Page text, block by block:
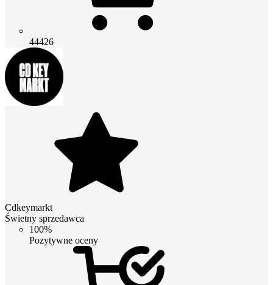
44426
Cdkeymarkt
Świetny sprzedawca
100%
Pozytywne oceny